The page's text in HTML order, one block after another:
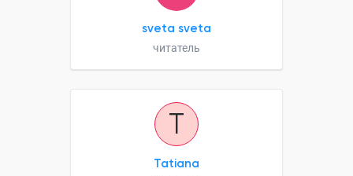
sveta sveta
читатель
T
Tatiana